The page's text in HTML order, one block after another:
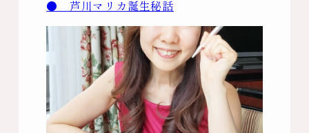
● 芦川マリカ誕生秘話